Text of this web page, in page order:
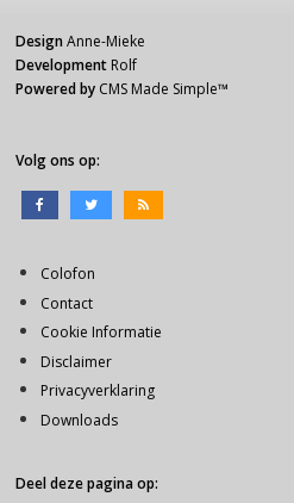
Design Anne-Mieke
Development Rolf
Powered by CMS Made Simple™
Volg ons op:
Colofon
Contact
Cookie Informatie
Disclaimer
Privacyverklaring
Downloads
Deel deze pagina op: